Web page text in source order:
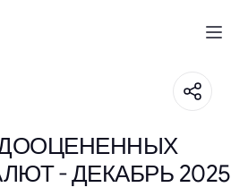
- ДЕКАБРЬ 2025